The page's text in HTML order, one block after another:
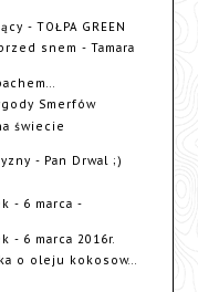
- TOŁPA GREEN
snem - Tamara
Smerfów
świecie
- Pan Drwal ;)
- 6 marca -
- 6 marca 2016r.
o oleju kokosow...